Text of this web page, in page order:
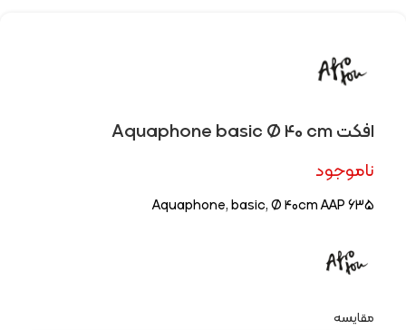
افکت Aquaphone basic Ø 40 cm
ناموجود
Aquaphone, basic, Ø 40cm AAP 635
مقایسه